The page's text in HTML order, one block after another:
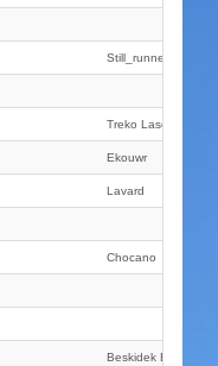
Still_runner
Treko Laser
Ekouwr
Lavard
Chocano
Beskidek Bielsko-